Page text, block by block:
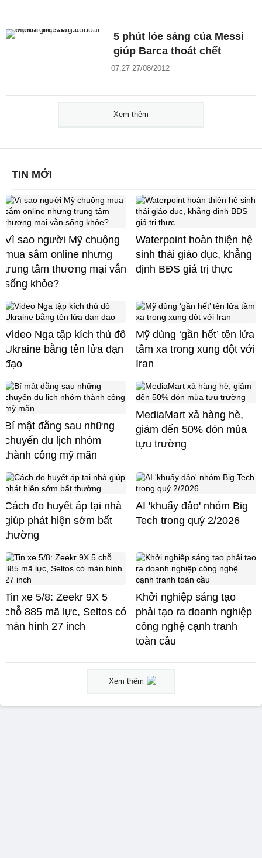
5 phút lóe sáng của Messi
giúp Barca thoát chết
07:27 27/08/2012
Xem thêm
TIN MỚI
Vì sao người Mỹ chuộng
mua sắm online nhưng
trung tâm thương mại vẫn
sống khỏe?
Waterpoint hoàn thiện hệ
sinh thái giáo dục, khẳng
định BĐS giá trị thực
Video Nga tập kích thủ đô
Ukraine bằng tên lửa đạn
đạo
Mỹ dùng ‘gần hết’ tên lửa
tầm xa trong xung đột với
Iran
Bí mật đằng sau những
chuyến du lịch nhóm
thành công mỹ mãn
MediaMart xả hàng hè,
giảm đến 50% đón mùa
tựu trường
Cách đo huyết áp tại nhà
giúp phát hiện sớm bất
thường
AI 'khuấy đảo' nhóm Big
Tech trong quý 2/2026
Tin xe 5/8: Zeekr 9X 5
chỗ 885 mã lực, Seltos có
màn hình 27 inch
Khởi nghiệp sáng tạo
phải tạo ra doanh nghiệp
công nghệ cạnh tranh
toàn cầu
Xem thêm